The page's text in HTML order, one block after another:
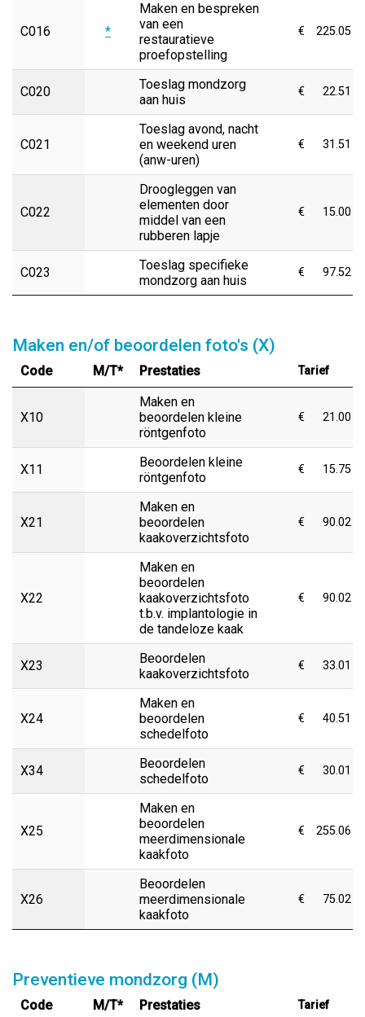
C016 *
Maken en bespreken
van een
restauratieve
proefopstelling
€ 225.05
C020
Toeslag mondzorg
aan huis
€ 22.51
C021
Toeslag avond, nacht
en weekend uren
(anw-uren)
€ 31.51
C022
Droogleggen van
elementen door
middel van een
rubberen lapje
€ 15.00
C023
Toeslag specifieke
mondzorg aan huis
€ 97.52
Maken en/of beoordelen foto's (X)
Code M/T* Prestaties Tarief
X10
Maken en
beoordelen kleine
röntgenfoto
€ 21.00
X11
Beoordelen kleine
röntgenfoto
€ 15.75
X21
Maken en
beoordelen
kaakoverzichtsfoto
€ 90.02
X22
Maken en
beoordelen
kaakoverzichtsfoto
t.b.v. implantologie in
de tandeloze kaak
€ 90.02
X23
Beoordelen
kaakoverzichtsfoto
€ 33.01
X24
Maken en
beoordelen
schedelfoto
€ 40.51
X34
Beoordelen
schedelfoto
€ 30.01
X25
Maken en
beoordelen
meerdimensionale
kaakfoto
€ 255.06
X26
Beoordelen
meerdimensionale
kaakfoto
€ 75.02
Preventieve mondzorg (M)
Code M/T* Prestaties Tarief